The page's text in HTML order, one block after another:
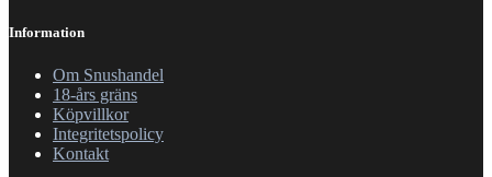
Information
Om Snushandel
18-års gräns
Köpvillkor
Integritetspolicy
Kontakt